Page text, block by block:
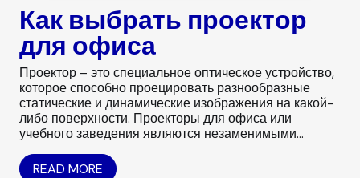
Как выбрать проектор
для офиса
Проектор – это специальное оптическое устройство,
которое способно проецировать разнообразные
статические и динамические изображения на какой-
либо поверхности. Проекторы для офиса или
учебного заведения являются незаменимыми…
READ MORE